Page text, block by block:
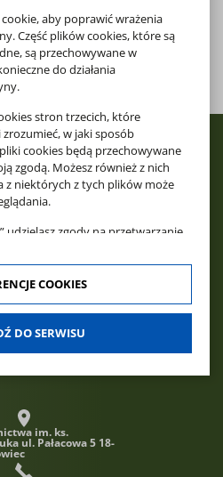
najkorzystniejszej oferty
74.5 KB pobierz
im. ks.
ul. Pałacowa 5 18-
aby poprawić wrażenia
Część plików cookies, które są
są przechowywane w
do działania
stron trzecich, które
w jaki sposób
cookies będą przechowywane
zgodą. Możesz również z nich
z niektórych z tych plików może
udzielasz zgody na przetwarzanie
w celach zgodnych z naszą
cookies. Zgoda jest
COOKIES
DO SERWISU